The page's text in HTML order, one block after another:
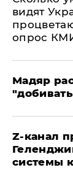
видят
опрос
Мадяр
Z-канал
системы